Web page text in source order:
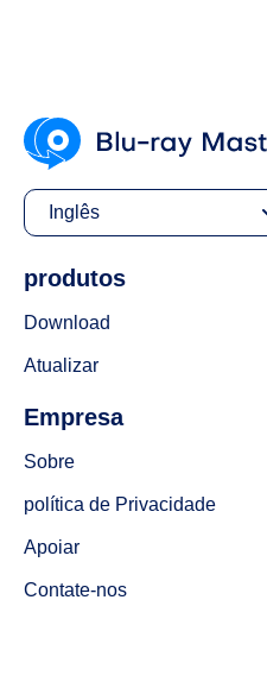
Inglês
produtos
Download
Atualizar
Empresa
Sobre
política de Privacidade
Apoiar
Contate-nos